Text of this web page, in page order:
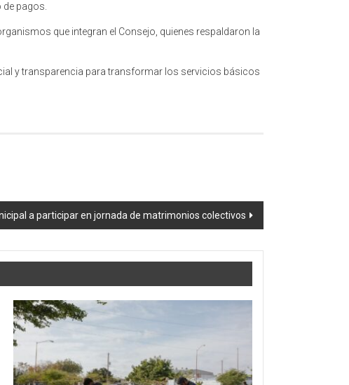
de pagos.
que integran el Consejo, quienes respaldaron la
y transparencia para transformar los servicios básicos
a participar en jornada de matrimonios colectivos